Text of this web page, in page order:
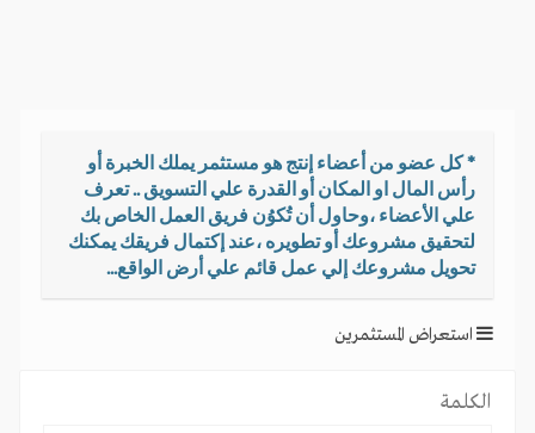
* كل عضو من أعضاء إنتج هو مستثمر يملك الخبرة أو
رأس المال او المكان أو القدرة علي التسويق .. تعرف
علي الأعضاء ،وحاول أن تُكوُن فريق العمل الخاص بك
لتحقيق مشروعك أو تطويره ،عند إكتمال فريقك يمكنك
تحويل مشروعك إلي عمل قائم علي أرض الواقع...
استعراض المستثمرين
الكلمة